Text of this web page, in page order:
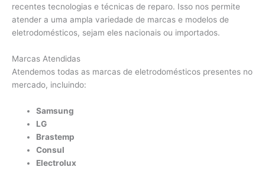
recentes tecnologias e técnicas de reparo. Isso nos permite
atender a uma ampla variedade de marcas e modelos de
eletrodomésticos, sejam eles nacionais ou importados.
Marcas Atendidas
Atendemos todas as marcas de eletrodomésticos presentes no
mercado, incluindo:
Samsung
LG
Brastemp
Consul
Electrolux